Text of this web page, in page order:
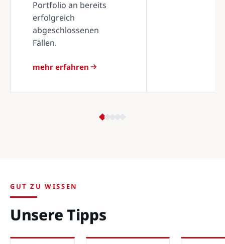
Portfolio an bereits
erfolgreich
abgeschlossenen
Fällen.
mehr erfahren
GUT ZU WISSEN
Unsere Tipps